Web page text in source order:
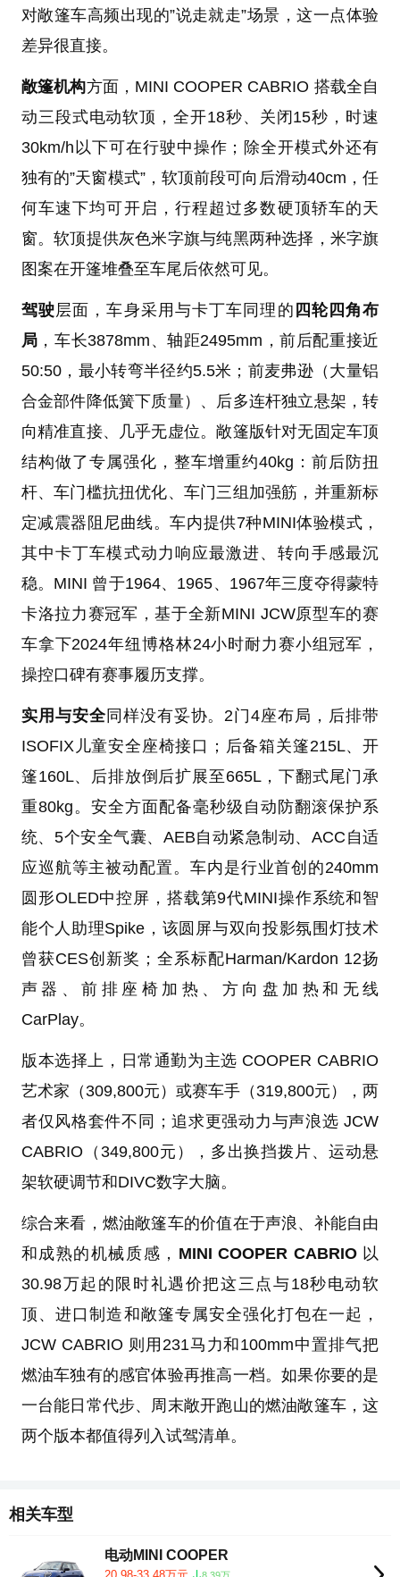
对敞篷车高频出现的”说走就走”场景，这一点体验
差异很直接。
敞篷机构方面，MINI COOPER CABRIO 搭载全自
动三段式电动软顶，全开18秒、关闭15秒，时速
30km/h以下可在行驶中操作；除全开模式外还有
独有的”天窗模式”，软顶前段可向后滑动40cm，任
何车速下均可开启，行程超过多数硬顶轿车的天
窗。软顶提供灰色米字旗与纯黑两种选择，米字旗
图案在开篷堆叠至车尾后依然可见。
驾驶层面，车身采用与卡丁车同理的 四轮四角布
局 ，车长3878mm、轴距2495mm，前后配重接近
50:50，最小转弯半径约5.5米；前麦弗逊（大量铝
合金部件降低簧下质量）、后多连杆独立悬架，转
向精准直接、几乎无虚位。敞篷版针对无固定车顶
结构做了专属强化，整车增重约40kg：前后防扭
杆、车门槛抗扭优化、车门三组加强筋，并重新标
定减震器阻尼曲线。车内提供7种MINI体验模式，
其中卡丁车模式动力响应最激进、转向手感最沉
稳。MINI 曾于1964、1965、1967年三度夺得蒙特
卡洛拉力赛冠军，基于全新MINI JCW原型车的赛
车拿下2024年纽博格林24小时耐力赛小组冠军，
操控口碑有赛事履历支撑。
实用与安全同样没有妥协。2门4座布局，后排带
ISOFIX儿童安全座椅接口；后备箱关篷215L、开
篷160L、后排放倒后扩展至665L，下翻式尾门承
重80kg。安全方面配备毫秒级自动防翻滚保护系
统、5个安全气囊、AEB自动紧急制动、ACC自适
应巡航等主被动配置。车内是行业首创的240mm
圆形OLED中控屏，搭载第9代MINI操作系统和智
能个人助理Spike，该圆屏与双向投影氛围灯技术
曾获CES创新奖；全系标配Harman/Kardon 12扬
声器、前排座椅加热、方向盘加热和无线
CarPlay。
版本选择上，日常通勤为主选 COOPER CABRIO
艺术家（309,800元）或赛车手（319,800元），两
者仅风格套件不同；追求更强动力与声浪选 JCW
CABRIO（349,800元），多出换挡拨片、运动悬
架软硬调节和DIVC数字大脑。
综合来看，燃油敞篷车的价值在于声浪、补能自由
和成熟的机械质感， MINI COOPER CABRIO以
30.98万起的限时礼遇价把这三点与18秒电动软
顶、进口制造和敞篷专属安全强化打包在一起，
JCW CABRIO 则用231马力和100mm中置排气把
燃油车独有的感官体验再推高一档。如果你要的是
一台能日常代步、周末敞开跑山的燃油敞篷车，这
两个版本都值得列入试驾清单。
相关车型
电动MINI COOPER